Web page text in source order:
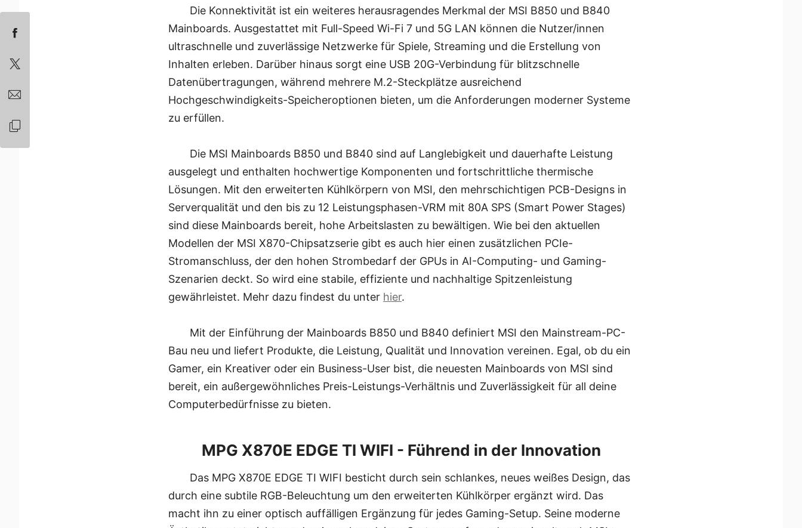
Die Konnektivität ist ein weiteres herausragendes Merkmal der MSI B850 und B840
Mainboards. Ausgestattet mit Full-Speed Wi-Fi 7 und 5G LAN können die Nutzer/innen
ultraschnelle und zuverlässige Netzwerke für Spiele, Streaming und die Erstellung von
Inhalten erleben. Darüber hinaus sorgt eine USB 20G-Verbindung für blitzschnelle
Datenübertragungen, während mehrere M.2-Steckplätze ausreichend
Hochgeschwindigkeits-Speicheroptionen bieten, um die Anforderungen moderner Systeme
zu erfüllen.
Die MSI Mainboards B850 und B840 sind auf Langlebigkeit und dauerhafte Leistung
ausgelegt und enthalten hochwertige Komponenten und fortschrittliche thermische
Lösungen. Mit den erweiterten Kühlkörpern von MSI, den mehrschichtigen PCB-Designs in
Serverqualität und den bis zu 12 Leistungsphasen-VRM mit 80A SPS (Smart Power Stages)
sind diese Mainboards bereit, hohe Arbeitslasten zu bewältigen. Wie bei den aktuellen
Modellen der MSI X870-Chipsatzserie gibt es auch hier einen zusätzlichen PCIe-
Stromanschluss, der den hohen Strombedarf der GPUs in AI-Computing- und Gaming-
Szenarien deckt. So wird eine stabile, effiziente und nachhaltige Spitzenleistung
gewährleistet. Mehr dazu findest du unter hier.
Mit der Einführung der Mainboards B850 und B840 definiert MSI den Mainstream-PC-
Bau neu und liefert Produkte, die Leistung, Qualität und Innovation vereinen. Egal, ob du ein
Gamer, ein Kreativer oder ein Business-User bist, die neuesten Mainboards von MSI sind
bereit, ein außergewöhnliches Preis-Leistungs-Verhältnis und Zuverlässigkeit für all deine
Computerbedürfnisse zu bieten.
MPG X870E EDGE TI WIFI - Führend in der Innovation
Das MPG X870E EDGE TI WIFI besticht durch sein schlankes, neues weißes Design, das
durch eine subtile RGB-Beleuchtung um den erweiterten Kühlkörper ergänzt wird. Das
macht ihn zu einer optisch auffälligen Ergänzung für jedes Gaming-Setup. Seine moderne